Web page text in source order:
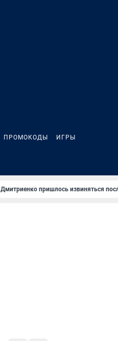
ПРОМОКОДЫ ИГРЫ
Дмитриенко пришлось извиняться